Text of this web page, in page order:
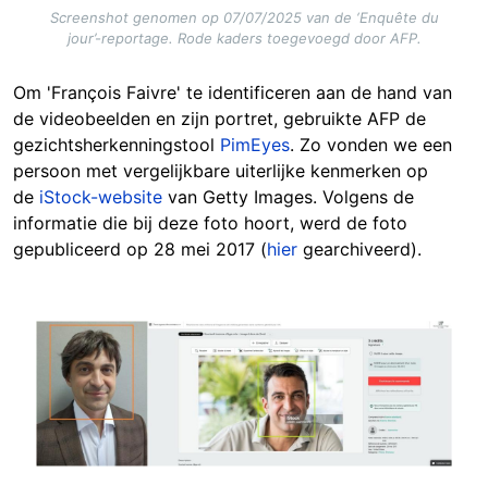
Screenshot genomen op 07/07/2025 van de ‘Enquête du
jour’-reportage. Rode kaders toegevoegd door AFP.
Om 'François Faivre' te identificeren aan de hand van
de videobeelden en zijn portret, gebruikte AFP de
gezichtsherkenningstool PimEyes. Zo vonden we een
persoon met vergelijkbare uiterlijke kenmerken op
de iStock-website van Getty Images. Volgens de
informatie die bij deze foto hoort, werd de foto
gepubliceerd op 28 mei 2017 (hier gearchiveerd).
Image